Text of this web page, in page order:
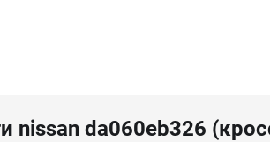
nissan da060eb326